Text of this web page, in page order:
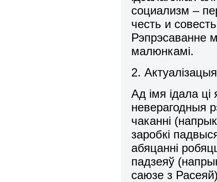
социализм –
честь и
Рэпрэсаванне
малюнкамі.
2.
Ад імя ідала
неверагодныя
чаканні
заробкі
абяцанні
падзеяў
саюзе з